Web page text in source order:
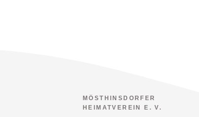
MÖSTHINSDORFER
HEIMATVEREIN E. V.